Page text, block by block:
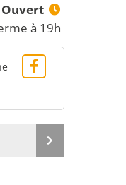
Ouvert
à 19h
Produit
suivant